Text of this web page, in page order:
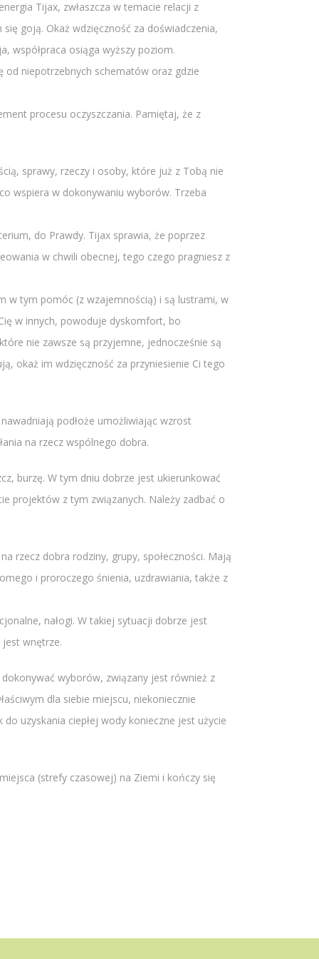
Tijax, zwłaszcza w temacie relacji z
goją. Okaż wdzięczność za doświadczenia,
współpraca osiąga wyższy poziom.
niepotrzebnych schematów oraz gdzie
procesu oczyszczania. Pamiętaj, że z
sprawy, rzeczy i osoby, które już z Tobą nie
wspiera w dokonywaniu wyborów. Trzeba
do Prawdy. Tijax sprawia, że poprzez
w chwili obecnej, tego czego pragniesz z
w tym pomóc (z wzajemnością) i są lustrami, w
w innych, powoduje dyskomfort, bo
nie zawsze są przyjemne, jednocześnie są
okaż im wdzięczność za przyniesienie Ci tego
podłoże umożliwiając wzrost
na rzecz wspólnego dobra.
burzę. W tym dniu dobrze jest ukierunkować
projektów z tym związanych. Należy zadbać o
rzecz dobra rodziny, grupy, społeczności. Mają
i proroczego śnienia, uzdrawiania, także z
nałogi. W takiej sytuacji dobrze jest
wnętrze.
wyborów, związany jest również z
dla siebie miejscu, niekoniecznie
uzyskania ciepłej wody konieczne jest użycie
(strefy czasowej) na Ziemi i kończy się